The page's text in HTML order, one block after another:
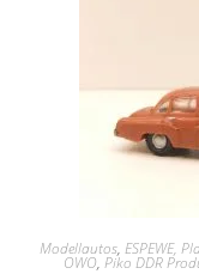
Modellautos, ESPEWE,
OWO, Piko DDR